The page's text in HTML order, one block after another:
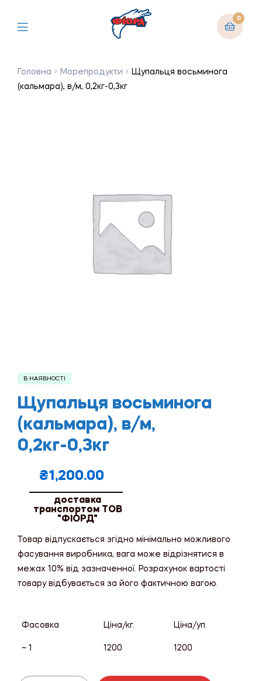
0
Головна Морепродукти
Щупальця восьминога
(кальмара), в/м, 0,2кг-0,3кг
В НАЯВНОСТІ
Щупальця восьминога
(кальмара), в/м,
0,2кг-0,3кг
₴1,200.00
доставка
транспортом ТОВ
"ФІОРД"
Товар відпускається згідно мінімально можливого
фасування виробника, вага може відрізнятися в
межах 10% від зазначенної. Розрахунок вартості
товару відбувається за його фактичною вагою.
Фасовка Ціна/кг. Ціна/уп.
~ 1 1200 1200